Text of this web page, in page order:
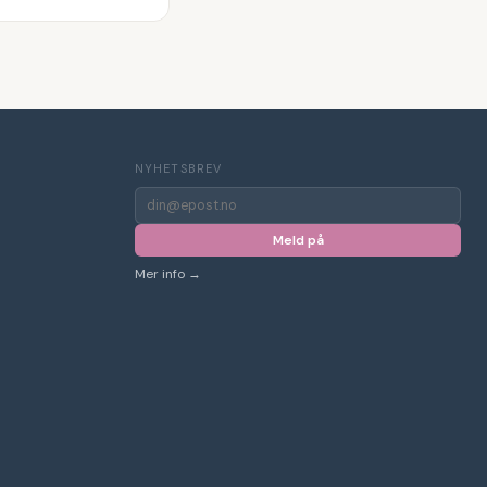
NYHETSBREV
E-
post
for
nyhetsbrev
Meld på
Mer info →